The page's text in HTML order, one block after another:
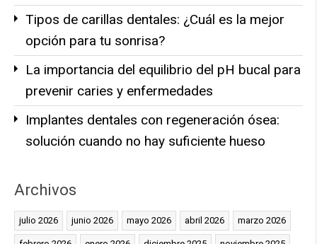
Tipos de carillas dentales: ¿Cuál es la mejor
opción para tu sonrisa?
La importancia del equilibrio del pH bucal para
prevenir caries y enfermedades
Implantes dentales con regeneración ósea:
solución cuando no hay suficiente hueso
Archivos
julio 2026 junio 2026 mayo 2026 abril 2026 marzo 2026